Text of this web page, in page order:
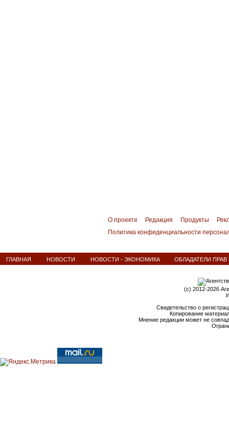
О проекте Редакция Продукты
Политика конфиденциальности
ГЛАВНАЯ НОВОСТИ НОВОСТИ - ЭКОНОМИКА ОБЛАДАТЕЛИ
(c) 2012-2026
Свидетельство о
Копирование
Мнение редакции может не